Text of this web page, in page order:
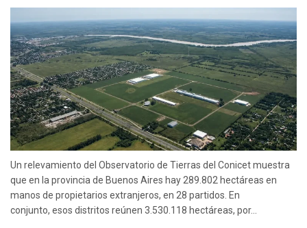
Un relevamiento del Observatorio de Tierras del Conicet muestra
que en la provincia de Buenos Aires hay 289.802 hectáreas en
manos de propietarios extranjeros, en 28 partidos. En
conjunto, esos distritos reúnen 3.530.118 hectáreas, por...